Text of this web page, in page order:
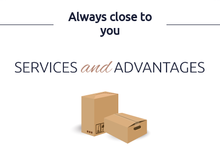
Always close to
you